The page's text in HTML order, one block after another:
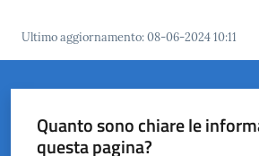
Vivere
Castel
Ultimo aggiornamento:08-06-2024 10:11
Quanto sono chiare le
questa pagina?